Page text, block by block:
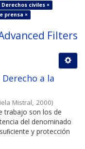
Derechos civiles ×
prensa ×
Filters
a la
Mistral, 2000)
trabajo son los de
del denominado
y protección